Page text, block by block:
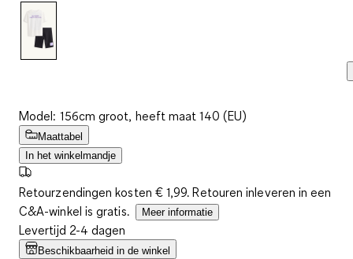
Model: 156cm groot, heeft maat 140 (EU)
Maattabel
In het winkelmandje
Retourzendingen kosten € 1,99. Retouren inleveren in een
C&A-winkel is gratis.
Meer informatie
Levertijd 2-4 dagen
Beschikbaarheid in de winkel